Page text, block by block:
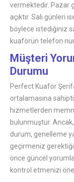
vermektedir. Pazar
açıktır. Salı günleri
böylece istediğiniz
kuaförün telefon
Müşteri
Durumu
Perfect Kuaför
ortalamasına
hizmetlerden
bulunmuştur.
durum, genelleme
geçirmeniz
önce güncel
kontrol etmenizi